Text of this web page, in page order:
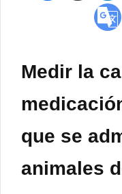
Medir la
que se
animales